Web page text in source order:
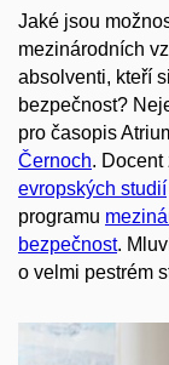
Jaké jsou
mezinárodních
absolventi, kteří
bezpečnost?
pro časopis
Černoch. Docent
evropských studií
programu m
bezpečnost. Mluv
o velmi pestrém